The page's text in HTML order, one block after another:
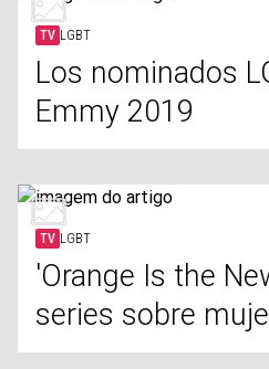
TV LGBT
Los nominados
Emmy 2019
TV LGBT
'Orange Is the
series sobre